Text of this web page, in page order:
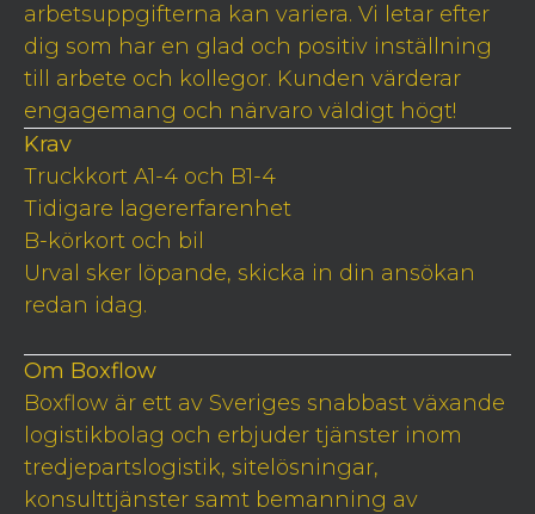
arbetsuppgifterna kan variera. Vi letar efter
dig som har en glad och positiv inställning
till arbete och kollegor. Kunden värderar
engagemang och närvaro väldigt högt!
Krav
Truckkort A1-4 och B1-4
Tidigare lagererfarenhet
B-körkort och bil
Urval sker löpande, skicka in din ansökan
redan idag.
Om Boxflow
Boxflow är ett av Sveriges snabbast växande
logistikbolag och erbjuder tjänster inom
tredjepartslogistik, sitelösningar,
konsulttjänster samt bemanning av